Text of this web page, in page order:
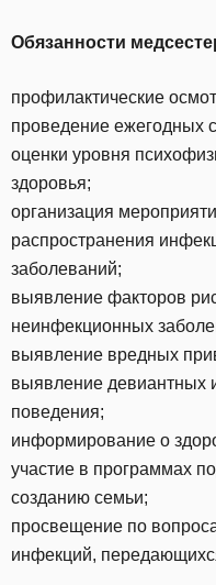
Обязанности
профилактические
проведение ежегодных
оценки уровня
здоровья;
организация
распространения
заболеваний;
выявление факторов
неинфекционных
выявление вредных
выявление девиантных
поведения;
информирование о
участие в программах
созданию семьи;
просвещение по
инфекций,